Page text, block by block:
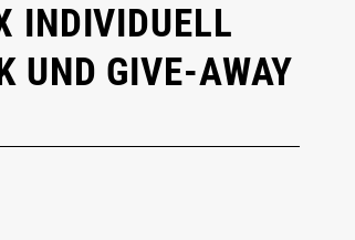
INDIVIDUELL
UND GIVE-AWAY